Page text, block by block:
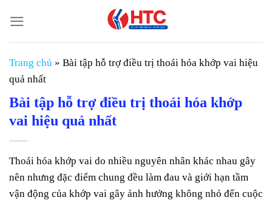
đến
nội
dung
Trang chủ » Bài tập hỗ trợ điều trị thoái hóa khớp vai hiệu
quả nhất
Bài tập hỗ trợ điều trị thoái hóa khớp
vai hiệu quả nhất
Thoái hóa khớp vai do nhiều nguyên nhân khác nhau gây
nên nhưng đặc điểm chung đều làm đau và giới hạn tầm
vận động của khớp vai gây ảnh hưởng không nhỏ đến cuộc